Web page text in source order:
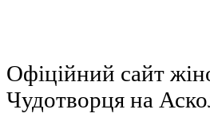
Офіційний сайт
Чудотворця на